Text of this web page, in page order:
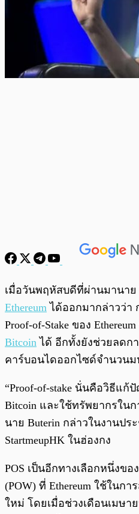
พร้อมเล่น
เมื่อวันพฤหัสบดีที่ผ่านมานาย
Ethereum ได้ออกมากล่าวว่า
Proof-of-Stake ของ
Bitcoin ได้ อีกทั้งยังช่วยลดก
คาร์บอนไดออกไซด์จำนวน
“Proof-of-stake นั่นคือวิธีแ
Bitcoin และใช้ทรัพยากรใน
นาย Buterin กล่าวในงานปร
StartmeupHK ในฮ่องกง
POS เป็นอีกทางเลือกหนึ่งขอ
(POW) ที่ Ethereum ใช้ในกา
ใหม่ โดยเมื่อช่วงเดือนเมษา